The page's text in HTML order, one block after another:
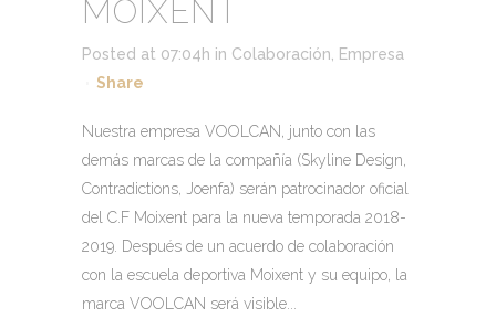
MOIXENT
Posted at 07:04h in Colaboración
Empresa
Share
Nuestra empresa VOOLCAN, junto con las
demás marcas de la compañía (Skyline Design,
Contradictions, Joenfa) serán patrocinador oficial
del C.F Moixent para la nueva temporada 2018-
2019. Después de un acuerdo de colaboración
con la escuela deportiva Moixent y su equipo, la
marca VOOLCAN será visible...